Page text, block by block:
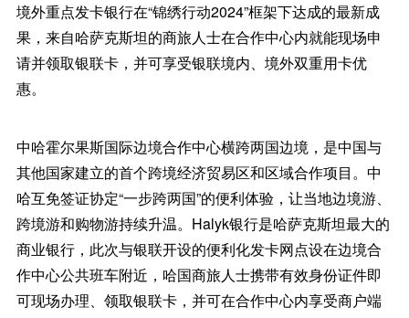
境外重点发卡银行在“锦绣行动2024”框架下达成的最新成
果，来自哈萨克斯坦的商旅人士在合作中心内就能现场申
请并领取银联卡，并可享受银联境内、境外双重用卡优
惠。
中哈霍尔果斯国际边境合作中心横跨两国边境，是中国与
其他国家建立的首个跨境经济贸易区和区域合作项目。中
哈互免签证协定“一步跨两国”的便利体验，让当地边境游、
跨境游和购物游持续升温。Halyk银行是哈萨克斯坦最大的
商业银行，此次与银联开设的便利化发卡网点设在边境合
作中心公共班车附近，哈国商旅人士携带有效身份证件即
可现场办理、领取银联卡，并可在合作中心内享受商户端